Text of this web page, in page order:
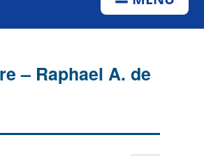
– Raphael A. de